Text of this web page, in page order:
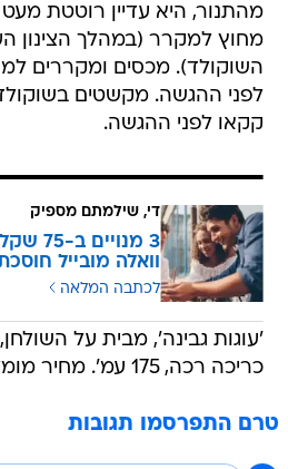
מהתנור, היא עדיין רוטטת
מחוץ למקרר (במהלך הצינון
לפני ההגשה. מקשטים
קקאו לפני ההגשה.
די, שילמתם מספיק
3
וואלה מובייל
לכתבה המלאה
'עוגות גבינה', מבית על
כריכה רכה, 175 עמ'. מחיר מומלץ לצרכן: 98 ש'
טרם התפרסמו תגובות